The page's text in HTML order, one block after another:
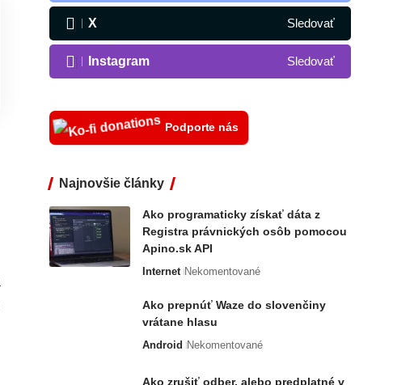
X Sledovať
Instagram Sledovať
Podporte nás
Najnovšie články
Ako programaticky získať dáta z
Registra právnických osôb pomocou
Apino.sk API
Internet Nekomentované
Ako prepnúť Waze do slovenčiny
vrátane hlasu
Android Nekomentované
Ako zrušiť odber, alebo predplatné v